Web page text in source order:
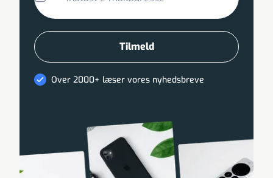
Over 2000+ læser vores nyhedsbreve